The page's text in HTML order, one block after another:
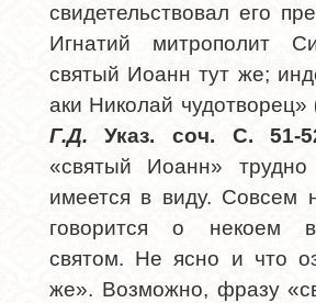
свидетельствовал его
Игнатий митрополит
святый Иоанн тут же;
аки Николай чудотворец»
Г.Д. Указ. соч. С. 51-
«святый Иоанн» трудно
имеется в виду. Совсем
говорится о некоем
святом. Не ясно и что
же». Возможно, фразу